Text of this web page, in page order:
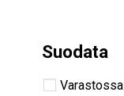
Suodata
Varastossa